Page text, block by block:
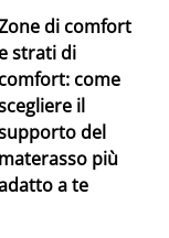
di comfort
e strati di
comfort: come
il
del
materasso più
a te